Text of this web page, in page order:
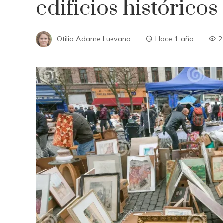
edificios históricos
Otilia Adame Luevano Hace 1 año